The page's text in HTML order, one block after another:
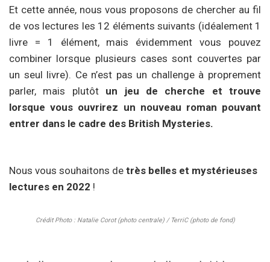
Et cette année, nous vous proposons de chercher au fil
de vos lectures les 12 éléments suivants (idéalement 1
livre = 1 élément, mais évidemment vous pouvez
combiner lorsque plusieurs cases sont couvertes par
un seul livre). Ce n’est pas un challenge à proprement
parler, mais plutôtun jeu de cherche et trouve
lorsque vous ouvrirez un nouveau roman pouvant
entrer dans le cadre des British Mysteries.
Nous vous souhaitons de très belles et mystérieuses
lectures en 2022 !
Crédit Photo : Natalie Corot (photo centrale) / TerriC (photo de fond)